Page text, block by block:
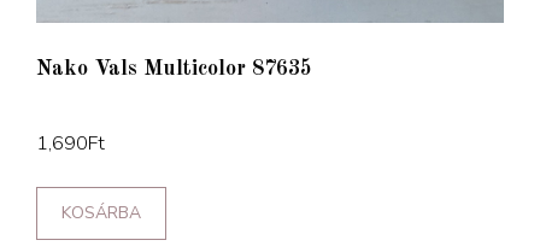
Nako Vals Multicolor 87635
1,690Ft
KOSÁRBA